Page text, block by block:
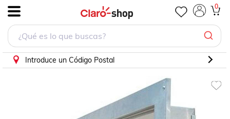
0
Introduce un Código Postal
Louvers para Cuartos de Herramienta, MXCLV-0256,